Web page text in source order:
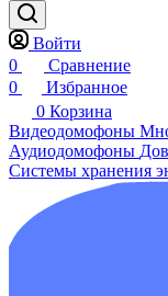
Войти
0
Сравнение
0
Избранное
0 Корзина
Видеодомофоны
Аудиодомофоны
Системы хранения